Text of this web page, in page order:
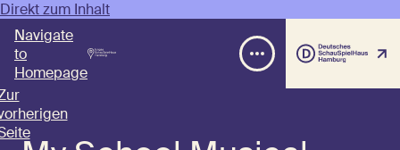
Direkt zum Inhalt
Navigate
to
Homepage